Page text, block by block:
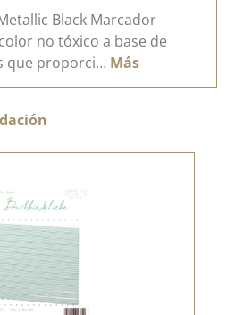
Black Marcador
no tóxico a base de
que proporci… Más